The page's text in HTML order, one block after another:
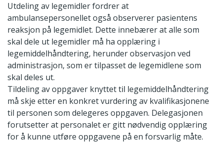
Utdeling av legemidler fordrer at
ambulansepersonellet også observerer pasientens
reaksjon på legemidlet. Dette innebærer at alle som
skal dele ut legemidler må ha opplæring i
legemiddelhåndtering, herunder observasjon ved
administrasjon, som er tilpasset de legemidlene som
skal deles ut.
Tildeling av oppgaver knyttet til legemiddelhåndtering
må skje etter en konkret vurdering av kvalifikasjonene
til personen som delegeres oppgaven. Delegasjonen
forutsetter at personalet er gitt nødvendig opplæring
for å kunne utføre oppgavene på en forsvarlig måte.